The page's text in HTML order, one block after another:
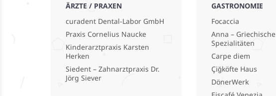
ÄRZTE / PRAXEN
curadent Dental-Labor GmbH
Praxis Cornelius Naucke
Kinderarztpraxis Karsten
Herken
Siedent – Zahnarztpraxis Dr.
Jörg Siever
GASTRONOMIE
Focaccia
Anna – Griechische
Spezialitäten
Carpe diem
Çiğköfte Haus
DönerWerk